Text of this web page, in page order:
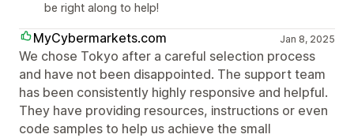
be right along to help!
MyCybermarkets.com Jan 8, 2025
We chose Tokyo after a careful selection process
and have not been disappointed. The support team
has been consistently highly responsive and helpful.
They have providing resources, instructions or even
code samples to help us achieve the small